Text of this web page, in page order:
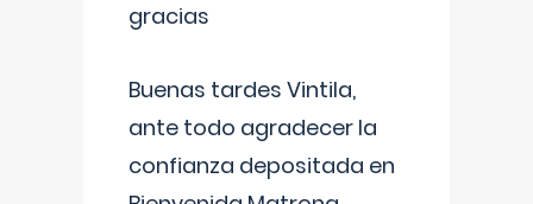
gracias
Buenas tardes Vintila,
ante todo agradecer la
confianza depositada en